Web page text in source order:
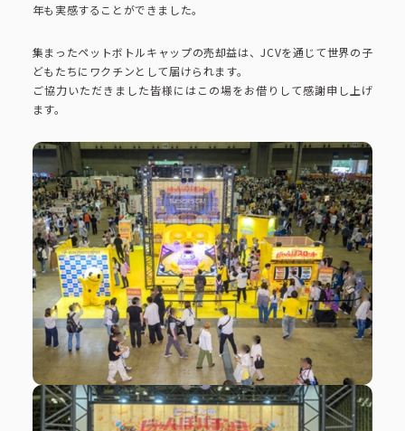
利用規約 プライバシーポリシー
サイトマップ
年も実感することができました。
集まったペットボトルキャップの売却益は、JCVを通じて世界の子
どもたちにワクチンとして届けられます。
ご協力いただきました皆様にはこの場をお借りして感謝申し上げ
ます。